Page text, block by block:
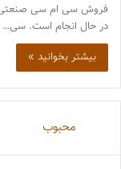
در حال انجام است. سی…
بیشتر بخوانید »
محبوب